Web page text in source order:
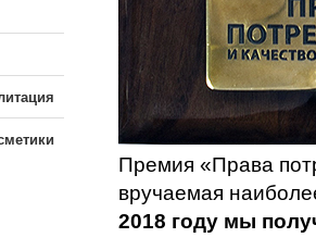
Премия «Права
вручаемая
2018 году мы